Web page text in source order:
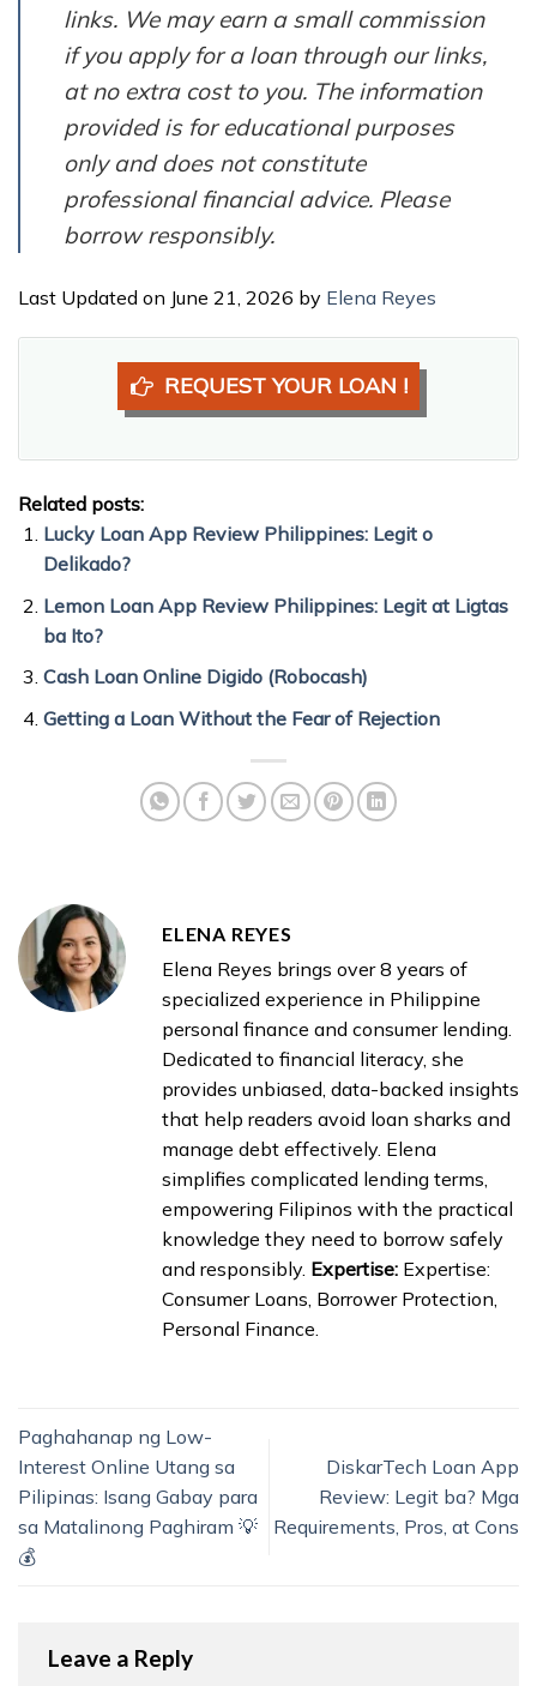
links. We may earn a small commission
if you apply for a loan through our links,
at no extra cost to you. The information
provided is for educational purposes
only and does not constitute
professional financial advice. Please
borrow responsibly.
Last Updated on June 21, 2026 by Elena Reyes
REQUEST YOUR LOAN !
Related posts:
Lucky Loan App Review Philippines: Legit o
Delikado?
Lemon Loan App Review Philippines: Legit at Ligtas
ba Ito?
Cash Loan Online Digido (Robocash)
Getting a Loan Without the Fear of Rejection
ELENA REYES
Elena Reyes brings over 8 years of
specialized experience in Philippine
personal finance and consumer lending.
Dedicated to financial literacy, she
provides unbiased, data-backed insights
that help readers avoid loan sharks and
manage debt effectively. Elena
simplifies complicated lending terms,
empowering Filipinos with the practical
knowledge they need to borrow safely
and responsibly. Expertise: Expertise:
Consumer Loans, Borrower Protection,
Personal Finance.
Paghahanap ng Low-
Interest Online Utang sa
Pilipinas: Isang Gabay para
sa Matalinong Paghiram 💡
💰
DiskarTech Loan App
Review: Legit ba? Mga
Requirements, Pros, at Cons
Leave a Reply